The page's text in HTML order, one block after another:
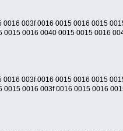
003f 0016 0015 0016 0015
0016 0040 0015 0015 0016
003f 0016 0015 0016 0015
0016 003f 0016 0015 0016